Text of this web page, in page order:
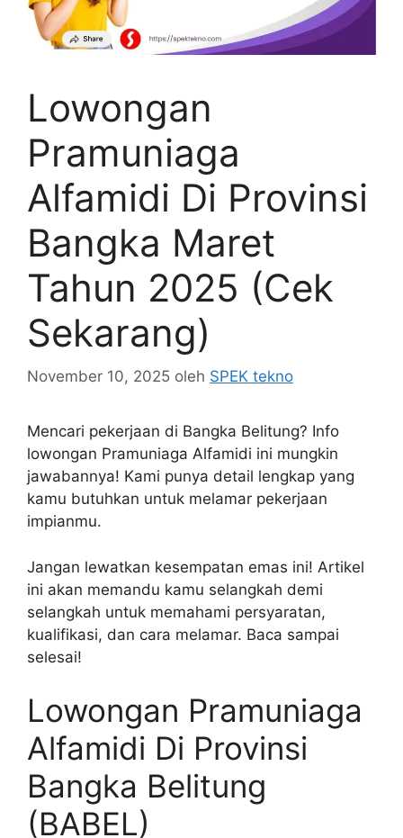
Lowongan
Pramuniaga
Alfamidi Di Provinsi
Bangka Maret
Tahun 2025 (Cek
Sekarang)
November 10, 2025 oleh SPEK tekno
Mencari pekerjaan di Bangka Belitung? Info
lowongan Pramuniaga Alfamidi ini mungkin
jawabannya! Kami punya detail lengkap yang
kamu butuhkan untuk melamar pekerjaan
impianmu.
Jangan lewatkan kesempatan emas ini! Artikel
ini akan memandu kamu selangkah demi
selangkah untuk memahami persyaratan,
kualifikasi, dan cara melamar. Baca sampai
selesai!
Lowongan Pramuniaga
Alfamidi Di Provinsi
Bangka Belitung
(BABEL)